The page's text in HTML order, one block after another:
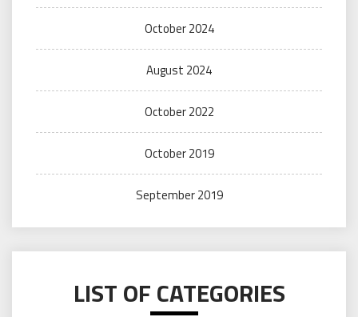
October 2024
August 2024
October 2022
October 2019
September 2019
LIST OF CATEGORIES